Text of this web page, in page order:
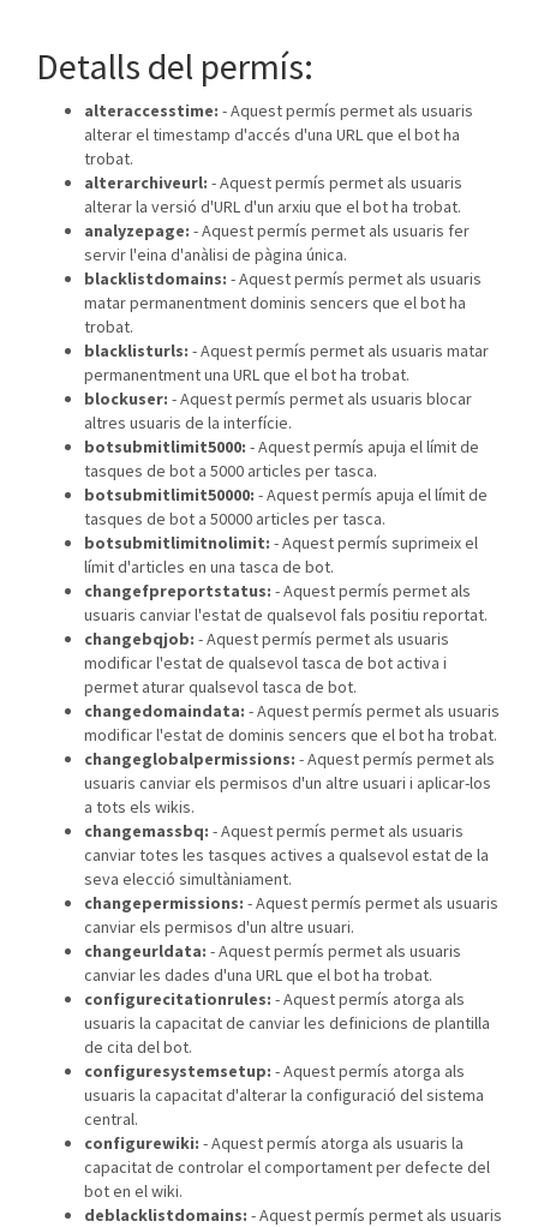
Detalls del permís:
alteraccesstime: - Aquest permís permet als usuaris
alterar el timestamp d'accés d'una URL que el bot ha
trobat.
alterarchiveurl: - Aquest permís permet als usuaris
alterar la versió d'URL d'un arxiu que el bot ha trobat.
analyzepage: - Aquest permís permet als usuaris fer
servir l'eina d'anàlisi de pàgina única.
blacklistdomains: - Aquest permís permet als usuaris
matar permanentment dominis sencers que el bot ha
trobat.
blacklisturls: - Aquest permís permet als usuaris matar
permanentment una URL que el bot ha trobat.
blockuser: - Aquest permís permet als usuaris blocar
altres usuaris de la interfície.
botsubmitlimit5000: - Aquest permís apuja el límit de
tasques de bot a 5000 articles per tasca.
botsubmitlimit50000: - Aquest permís apuja el límit de
tasques de bot a 50000 articles per tasca.
botsubmitlimitnolimit: - Aquest permís suprimeix el
límit d'articles en una tasca de bot.
changefpreportstatus: - Aquest permís permet als
usuaris canviar l'estat de qualsevol fals positiu reportat.
changebqjob: - Aquest permís permet als usuaris
modificar l'estat de qualsevol tasca de bot activa i
permet aturar qualsevol tasca de bot.
changedomaindata: - Aquest permís permet als usuaris
modificar l'estat de dominis sencers que el bot ha trobat.
changeglobalpermissions: - Aquest permís permet als
usuaris canviar els permisos d'un altre usuari i aplicar-los
a tots els wikis.
changemassbq: - Aquest permís permet als usuaris
canviar totes les tasques actives a qualsevol estat de la
seva elecció simultàniament.
changepermissions: - Aquest permís permet als usuaris
canviar els permisos d'un altre usuari.
changeurldata: - Aquest permís permet als usuaris
canviar les dades d'una URL que el bot ha trobat.
configurecitationrules: - Aquest permís atorga als
usuaris la capacitat de canviar les definicions de plantilla
de cita del bot.
configuresystemsetup: - Aquest permís atorga als
usuaris la capacitat d'alterar la configuració del sistema
central.
configurewiki: - Aquest permís atorga als usuaris la
capacitat de controlar el comportament per defecte del
bot en el wiki.
deblacklistdomains: - Aquest permís permet als usuaris